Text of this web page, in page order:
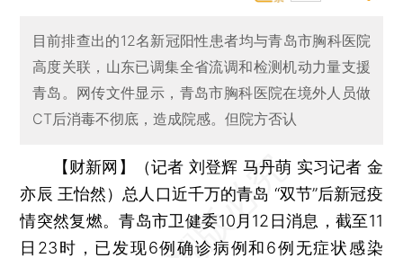
目前排查出的12名新冠阳性患者均与青岛市胸科医院
高度关联，山东已调集全省流调和检测机动力量支援
青岛。网传文件显示，青岛市胸科医院在境外人员做
CT后消毒不彻底，造成院感。但院方否认
【财新网】（记者 刘登辉 马丹萌 实习记者 金
亦辰 王怡然） 总人口近千万的青岛 “双节”后新冠疫
情突然复燃。青岛市卫健委10月12日消息，截至11
日23时，已发现6例确诊病例和6例无症状感染